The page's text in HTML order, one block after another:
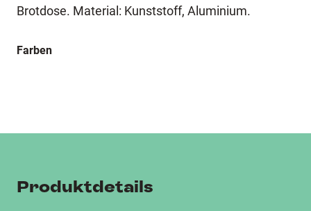
Brotdose. Material: Kunststoff, Aluminium.
Farben
Produktdetails